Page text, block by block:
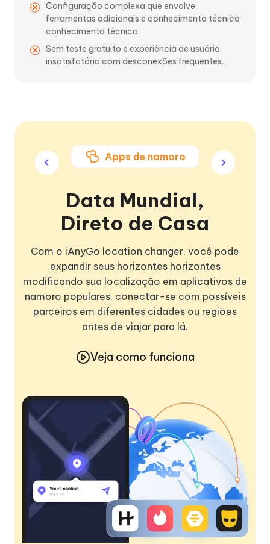
Configuração complexa que envolve
ferramentas adicionais e conhecimento técnico
conhecimento técnico.
Sem teste gratuito e experiência de usuário
insatisfatória com desconexões frequentes.
Apps Apps de namoro
Data Mundial,
Direto de Casa
Com o iAnyGo location changer, você pode
expandir seus horizontes horizontes
modificando sua localização em aplicativos de
namoro populares, conectar-se com possíveis
parceiros em diferentes cidades ou regiões
antes de viajar para lá.
Veja como funciona